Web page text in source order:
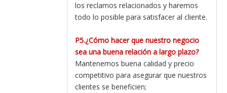
los reclamos relacionados y haremos
todo lo posible para satisfacer al cliente.
P5.¿Cómo hacer que nuestro negocio
sea una buena relación a largo plazo?
Mantenemos buena calidad y precio
competitivo para asegurar que nuestros
clientes se beneficien;